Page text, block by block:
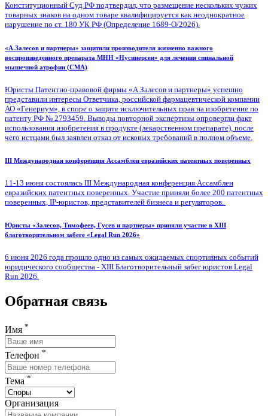
Конституционный Суд РФ подтвердил, что размещение нескольких чужих
товарных знаков на одном товаре квалифицируется как неоднократное
нарушение по ст. 180 УК РФ (Определение 1689-О/2026).
«А.Залесов и партнеры» защитили производителя жизненно важного
воспроизведенного препарата МНН «Нусинерсен» для лечения спинальной
мышечной атрофии (СМА)
Юристы Патентно-правовой фирмы «А.Залесов и партнеры» успешно
представили интересы Ответчика, российской фармацевтической компании
АО «Генериум», в споре о защите исключительных прав на изобретение по
патенту РФ № 2793459. Выводы повторной экспертизы опровергли факт
использования изобретения в продукте (лекарственном препарате), после
чего истцами был заявлен отказ от исковых требований в полном объеме.
III Международная конференция Ассамблеи евразийских патентных поверенных
11-13 июня состоялась III Международная конференция Ассамблеи
евразийских патентных поверенных. Участие приняли более 200 патентных
поверенных, IP-юристов, представителей бизнеса и регуляторов.
Юристы «Залесов, Тимофеев, Гусев и партнеры» приняли участие в XIII
благотворительном забеге «Legal Run 2026»
6 июня 2026 года прошло одно из самых ожидаемых спортивных событий
юридического сообщества - XIII Благотворительный забег юристов Legal
Run 2026.
Обратная связь
Имя *
Телефон *
Тема *
Организация